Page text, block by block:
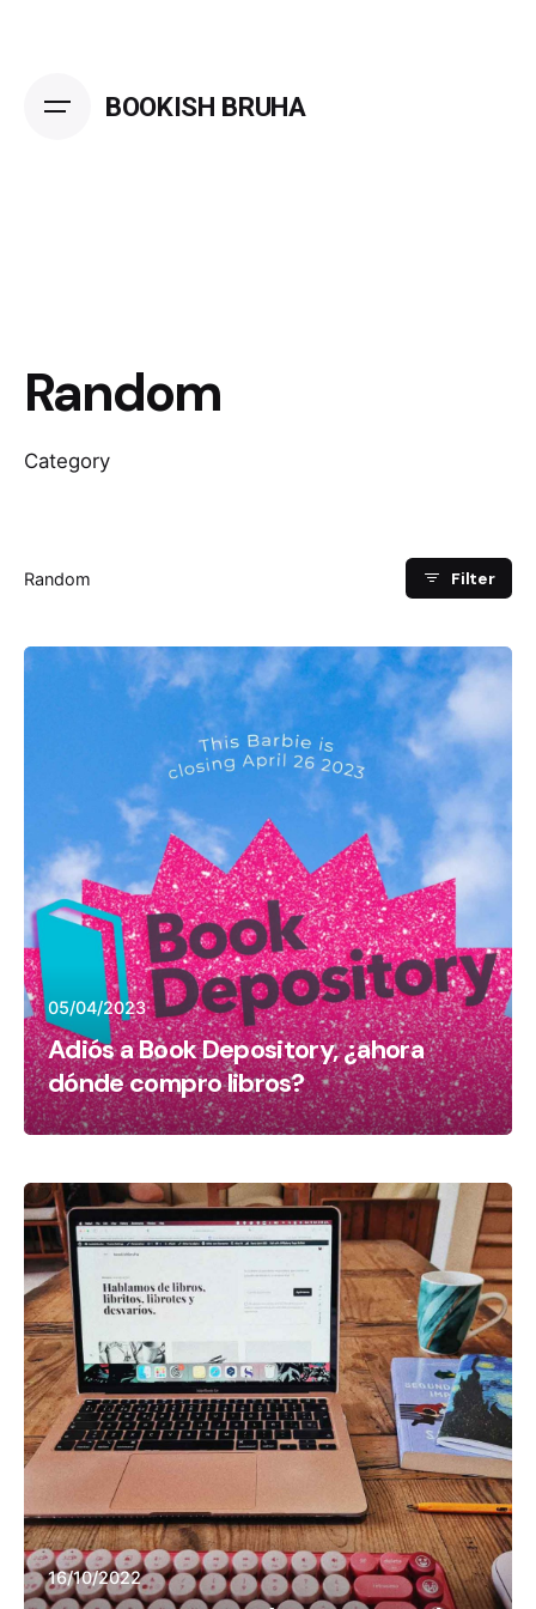
BOOKISH BRUHA
Random
Category
Random Filter
05/04/2023
Adiós a Book Depository, ¿ahora
dónde compro libros?
16/10/2022